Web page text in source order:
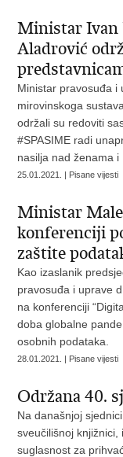
Ministar Ivan
Aladrović
Ministar pravosuđa i
mirovinskoga
održali su redoviti
#SPASIME radi
nasilja nad ženama i
25.01.2021. | Pisane vijesti
Ministar
konferenciji
zaštite
Kao izaslanik
pravosuđa i uprave
na konferenciji
doba globalne
osobnih podataka.
28.01.2021. | Pisane vijesti
Održana 40.
Na današnjoj
sveučilišnoj
suglasnost za